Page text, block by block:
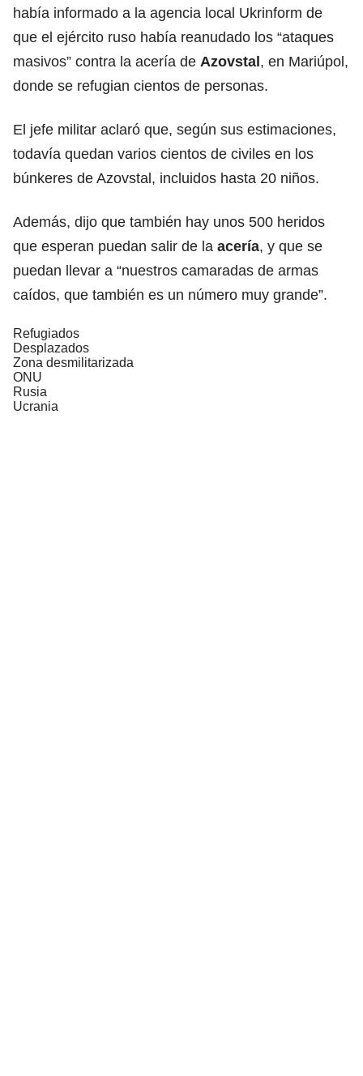
había informado a la agencia local Ukrinform de
que el ejército ruso había reanudado los “ataques
masivos” contra la acería de Azovstal, en Mariúpol,
donde se refugian cientos de personas.
El jefe militar aclaró que, según sus estimaciones,
todavía quedan varios cientos de civiles en los
búnkeres de Azovstal, incluidos hasta 20 niños.
Además, dijo que también hay unos 500 heridos
que esperan puedan salir de la acería, y que se
puedan llevar a “nuestros camaradas de armas
caídos, que también es un número muy grande”.
Refugiados
Desplazados
Zona desmilitarizada
ONU
Rusia
Ucrania